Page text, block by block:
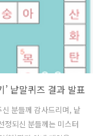
낱말퀴즈 결과 발표
분들께 감사드리며, 낱
정되신 분들께는 미스터